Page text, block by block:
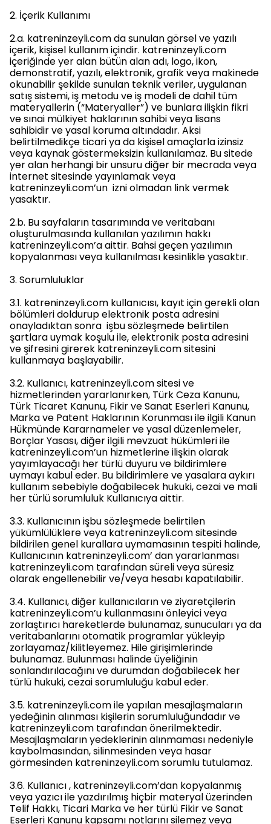
2. İçerik Kullanımı
2.a. katreninzeyli.com da sunulan görsel ve yazılı
içerik, kişisel kullanım içindir. katreninzeyli.com
içeriğinde yer alan bütün alan adı, logo, ikon,
demonstratif, yazılı, elektronik, grafik veya makinede
okunabilir şekilde sunulan teknik veriler, uygulanan
satış sistemi, iş metodu ve iş modeli de dahil tüm
materyallerin (“Materyaller”) ve bunlara ilişkin fikri
ve sınai mülkiyet haklarının sahibi veya lisans
sahibidir ve yasal koruma altındadır. Aksi
belirtilmedikçe ticari ya da kişisel amaçlarla izinsiz
veya kaynak göstermeksizin kullanılamaz. Bu sitede
yer alan herhangi bir unsuru diğer bir mecrada veya
internet sitesinde yayınlamak veya
katreninzeyli.com’un izni olmadan link vermek
yasaktır.
2.b. Bu sayfaların tasarımında ve veritabanı
oluşturulmasında kullanılan yazılımın hakkı
katreninzeyli.com’a aittir. Bahsi geçen yazılımın
kopyalanması veya kullanılması kesinlikle yasaktır.
3. Sorumluluklar
3.1. katreninzeyli.com kullanıcısı, kayıt için gerekli olan
bölümleri doldurup elektronik posta adresini
onayladıktan sonra işbu sözleşmede belirtilen
şartlara uymak koşulu ile, elektronik posta adresini
ve şifresini girerek katreninzeyli.com sitesini
kullanmaya başlayabilir.
3.2. Kullanıcı, katreninzeyli.com sitesi ve
hizmetlerinden yararlanırken, Türk Ceza Kanunu,
Türk Ticaret Kanunu, Fikir ve Sanat Eserleri Kanunu,
Marka ve Patent Haklarının Korunması ile ilgili Kanun
Hükmünde Kararnameler ve yasal düzenlemeler,
Borçlar Yasası, diğer ilgili mevzuat hükümleri ile
katreninzeyli.com’un hizmetlerine ilişkin olarak
yayımlayacağı her türlü duyuru ve bildirimlere
uymayı kabul eder. Bu bildirimlere ve yasalara aykırı
kullanım sebebiyle doğabilecek hukuki, cezai ve mali
her türlü sorumluluk Kullanıcıya aittir.
3.3. Kullanıcının işbu sözleşmede belirtilen
yükümlülüklere veya katreninzeyli.com sitesinde
bildirilen genel kurallara uymamasının tespiti halinde,
Kullanıcının katreninzeyli.com’ dan yararlanması
katreninzeyli.com tarafından süreli veya süresiz
olarak engellenebilir ve/veya hesabı kapatılabilir.
3.4. Kullanıcı, diğer kullanıcıların ve ziyaretçilerin
katreninzeyli.com’u kullanmasını önleyici veya
zorlaştırıcı hareketlerde bulunamaz, sunucuları ya da
veritabanlarını otomatik programlar yükleyip
zorlayamaz/kilitleyemez. Hile girişimlerinde
bulunamaz. Bulunması halinde üyeliğinin
sonlandırılacağını ve durumdan doğabilecek her
türlü hukuki, cezai sorumluluğu kabul eder.
3.5. katreninzeyli.com ile yapılan mesajlaşmaların
yedeğinin alınması kişilerin sorumluluğundadır ve
katreninzeyli.com tarafından önerilmektedir.
Mesajlaşmaların yedeklerinin alınmaması nedeniyle
kaybolmasından, silinmesinden veya hasar
görmesinden katreninzeyli.com sorumlu tutulamaz.
3.6. Kullanıcı , katreninzeyli.com’dan kopyalanmış
veya yazıcı ile yazdırılmış hiçbir materyal üzerinden
Telif Hakkı, Ticari Marka ve her türlü Fikir ve Sanat
Eserleri Kanunu kapsamı notlarını silemez veya